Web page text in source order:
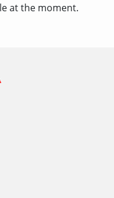
at the moment.